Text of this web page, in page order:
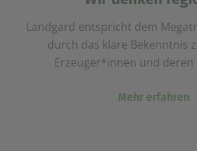
Landgard entspricht dem
durch das klare Bekenntnis
Erzeuger*innen und deren
Mehr erfahren